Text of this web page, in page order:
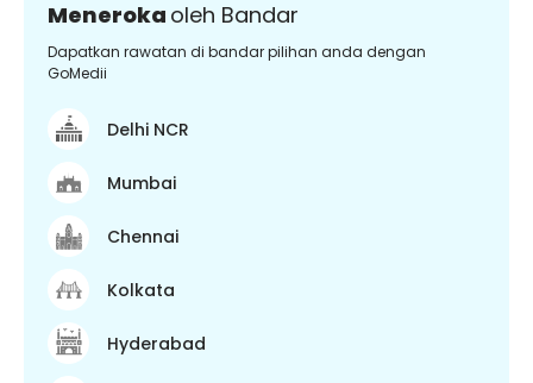
Meneroka oleh Bandar
Dapatkan rawatan di bandar pilihan anda dengan
GoMedii
Delhi NCR
Mumbai
Chennai
Kolkata
Hyderabad